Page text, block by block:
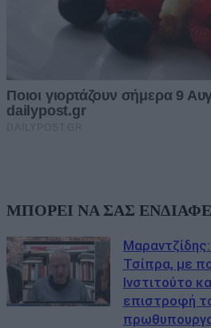
ΜΠΟΡΕΙ ΝΑ ΣΑΣ
Τσίπρα, με
Ινστιτούτο
επιστροφή